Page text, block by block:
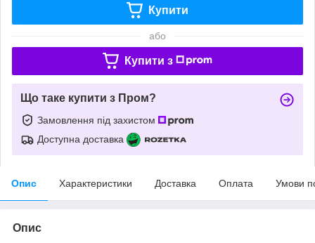
Купити
або
Купити з
Що таке купити з Пром?
Замовлення під захистом
Доступна доставка
Опис Характеристики Доставка Оплата Умови
Опис